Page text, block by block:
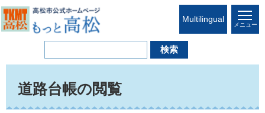
Multilingual
メニュー
道路台帳の閲覧